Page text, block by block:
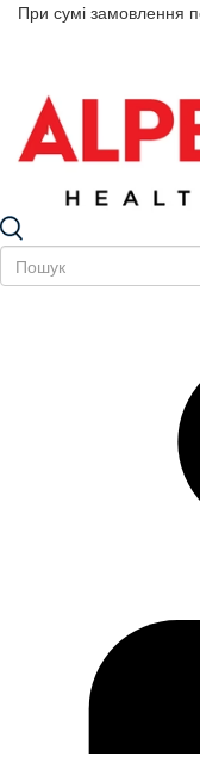
При сумі замовлення